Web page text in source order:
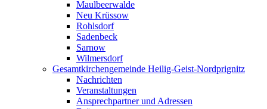
Maulbeerwalde
Neu Krüssow
Rohlsdorf
Sadenbeck
Sarnow
Wilmersdorf
Gesamtkirchengemeinde Heilig-Geist-Nordprignitz
Nachrichten
Veranstaltungen
Ansprechpartner und Adressen